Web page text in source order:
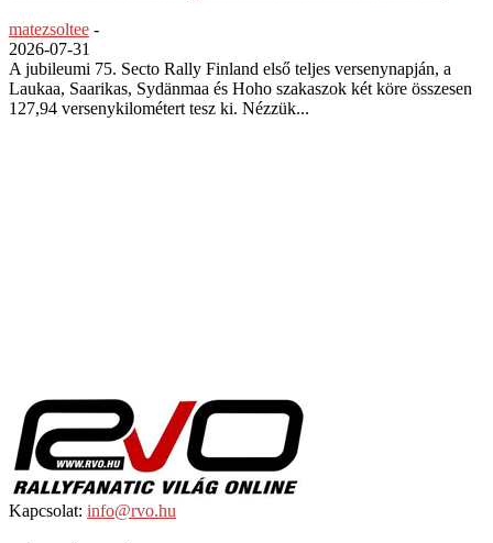
matezsoltee -
2026-07-31
A jubileumi 75. Secto Rally Finland első teljes versenynapján, a
Laukaa, Saarikas, Sydänmaa és Hoho szakaszok két köre összesen
127,94 versenykilométert tesz ki. Nézzük...
Kapcsolat: info@rvo.hu